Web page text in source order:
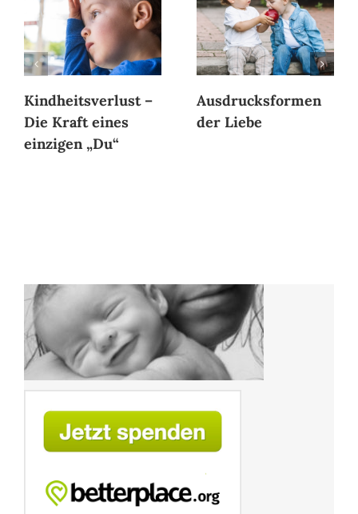
Kindheitsverlust –
Die Kraft eines
einzigen „Du“
Ausdrucksformen
der Liebe